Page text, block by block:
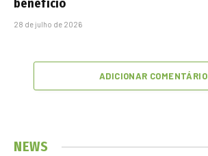
benefício
28 de julho de 2026
ADICIONAR COMENTÁRIO
NEWS